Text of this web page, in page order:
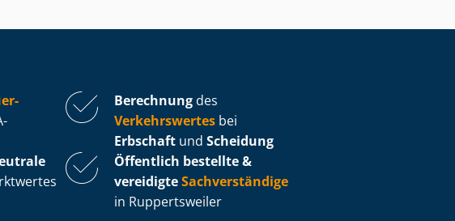
Berechnung des
Verkehrswertes bei
Erbschaft und Scheidung
Öffentlich bestellte &
vereidigteSachverständige
in Ruppertsweiler